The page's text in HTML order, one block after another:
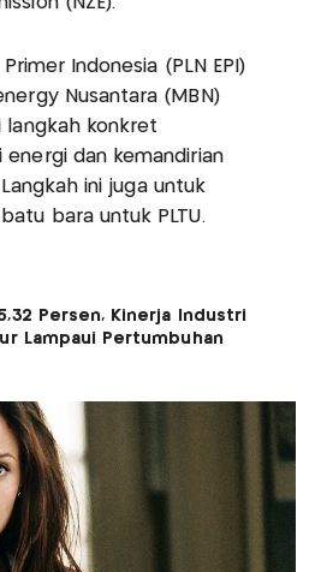
Indonesia (PLN EPI)
Nusantara (MBN)
langkah konkret
dan kemandirian
ini juga untuk
bara untuk PLTU.
Persen, Kinerja Industri
Lampaui Pertumbuhan